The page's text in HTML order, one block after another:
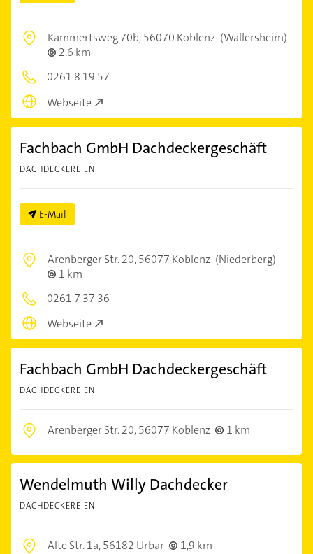
Kammertsweg 70b,56070 Koblenz (Wallersheim)
2,6 km
0261 8 19 57
Webseite
Fachbach GmbH Dachdeckergeschäft
DACHDECKEREIEN
E-Mail
Arenberger Str. 20,56077 Koblenz (Niederberg)
1 km
0261 7 37 36
Webseite
Fachbach GmbH Dachdeckergeschäft
DACHDECKEREIEN
Arenberger Str. 20,56077 Koblenz 1 km
Wendelmuth Willy Dachdecker
DACHDECKEREIEN
Alte Str. 1a,56182 Urbar
1,9 km